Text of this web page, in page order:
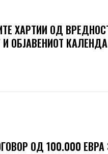
ХАРТИИ ОД
ОБЈАВЕНИОТ
ОД 100.000 ЕВРА